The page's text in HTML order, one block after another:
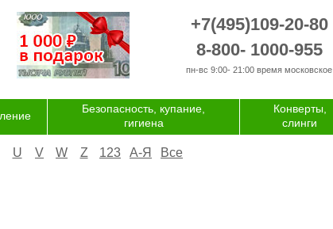
+7(495)109-20-80
8-800- 1000-955
пн-вс 9:00- 21:00 время московское
Безопасность, купание,
гигиена
Конверты,
слинги
U V W Z 123 А-Я Все